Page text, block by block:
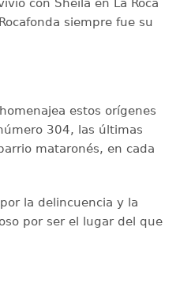
con Sheila en La Roca
siempre fue su
estos orígenes
304, las últimas
mataronés, en cada
la delincuencia y la
por ser el lugar del que